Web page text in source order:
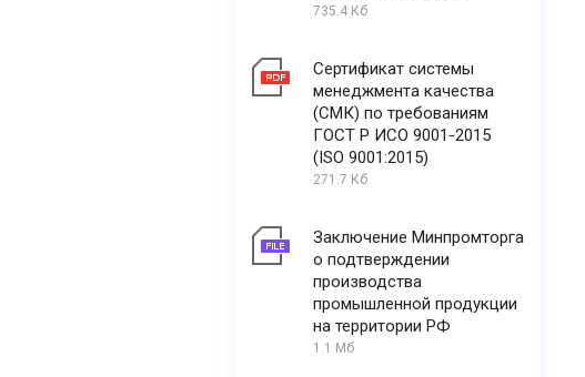
735.4 Кб
Сертификат системы
менеджмента качества
(СМК) по требованиям
ГОСТ Р ИСО 9001-2015
(ISO 9001:2015)
271.7 Кб
Заключение Минпромторга
о подтверждении
производства
промышленной продукции
на территории РФ
1.1 Мб